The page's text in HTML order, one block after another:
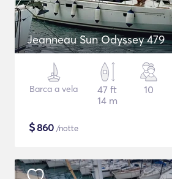
Jeanneau Sun Odyssey 479
Barca a vela
47 ft
14 m
10
$860 /notte